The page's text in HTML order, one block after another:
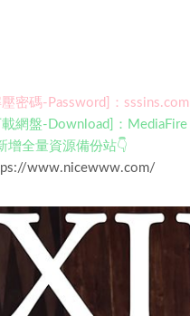
壓密碼-Password]：sssins.com
載網盤-Download]：MediaFire
增全量資源備份站👇
www.nicewww.com/